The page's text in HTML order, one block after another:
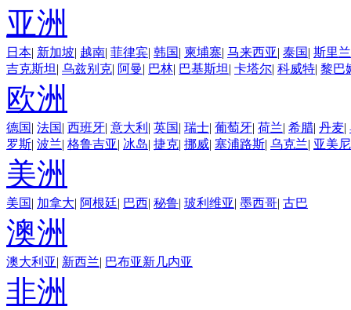
亚洲
日本| 新加坡| 越南| 菲律宾| 韩国| 柬埔寨| 马来西亚| 泰国| 斯里
吉克斯坦 | 乌兹别克| 阿曼| 巴林| 巴基斯坦 | 卡塔尔| 科威特| 黎巴
欧洲
德国| 法国| 西班牙| 意大利 | 英国| 瑞士| 葡萄牙| 荷兰| 希腊| 丹麦|
罗斯| 波兰| 格鲁吉亚| 冰岛| 捷克| 挪威| 塞浦路斯| 乌克兰| 亚美
美洲
美国| 加拿大| 阿根廷| 巴西| 秘鲁| 玻利维亚| 墨西哥| 古巴
澳洲
澳大利亚| 新西兰| 巴布亚新几内亚
非洲